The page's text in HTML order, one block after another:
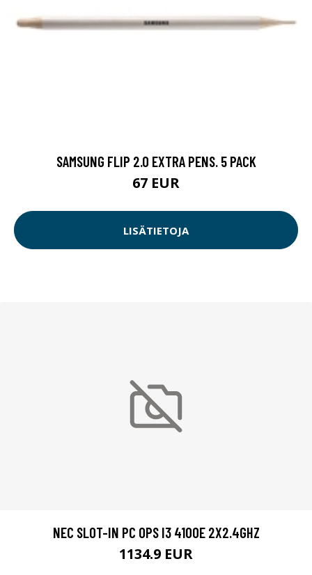
SAMSUNG FLIP 2.0 EXTRA PENS. 5 PACK
67 EUR
LISÄTIETOJA
NEC SLOT-IN PC OPS I3 4100E 2X2.4GHZ
1134.9 EUR